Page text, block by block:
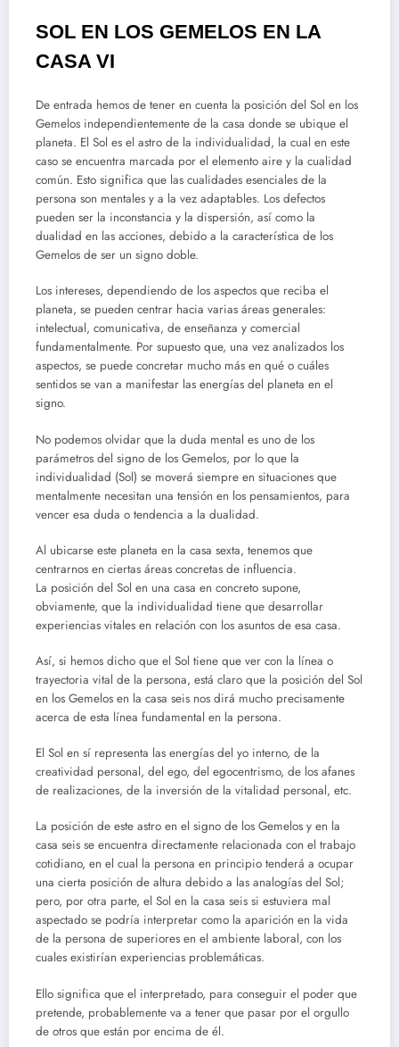
SOL EN LOS GEMELOS EN LA
CASA VI
De entrada hemos de tener en cuenta la posición del Sol en los
Gemelos independientemente de la casa donde se ubique el
planeta. El Sol es el astro de la individualidad, la cual en este
caso se encuentra marcada por el elemento aire y la cualidad
común. Esto significa que las cualidades esenciales de la
persona son mentales y a la vez adaptables. Los defectos
pueden ser la inconstancia y la dispersión, así como la
dualidad en las acciones, debido a la característica de los
Gemelos de ser un signo doble.
Los intereses, dependiendo de los aspectos que reciba el
planeta, se pueden centrar hacia varias áreas generales:
intelectual, comunicativa, de enseñanza y comercial
fundamentalmente. Por supuesto que, una vez analizados los
aspectos, se puede concretar mucho más en qué o cuáles
sentidos se van a manifestar las energías del planeta en el
signo.
No podemos olvidar que la duda mental es uno de los
parámetros del signo de los Gemelos, por lo que la
individualidad (Sol) se moverá siempre en situaciones que
mentalmente necesitan una tensión en los pensamientos, para
vencer esa duda o tendencia a la dualidad.
Al ubicarse este planeta en la casa sexta, tenemos que
centrarnos en ciertas áreas concretas de influencia.
La posición del Sol en una casa en concreto supone,
obviamente, que la individualidad tiene que desarrollar
experiencias vitales en relación con los asuntos de esa casa.
Así, si hemos dicho que el Sol tiene que ver con la línea o
trayectoria vital de la persona, está claro que la posición del Sol
en los Gemelos en la casa seis nos dirá mucho precisamente
acerca de esta línea fundamental en la persona.
El Sol en sí representa las energías del yo interno, de la
creatividad personal, del ego, del egocentrismo, de los afanes
de realizaciones, de la inversión de la vitalidad personal, etc.
La posición de este astro en el signo de los Gemelos y en la
casa seis se encuentra directamente relacionada con el trabajo
cotidiano, en el cual la persona en principio tenderá a ocupar
una cierta posición de altura debido a las analogías del Sol;
pero, por otra parte, el Sol en la casa seis si estuviera mal
aspectado se podría interpretar como la aparición en la vida
de la persona de superiores en el ambiente laboral, con los
cuales existirían experiencias problemáticas.
Ello significa que el interpretado, para conseguir el poder que
pretende, probablemente va a tener que pasar por el orgullo
de otros que están por encima de él.